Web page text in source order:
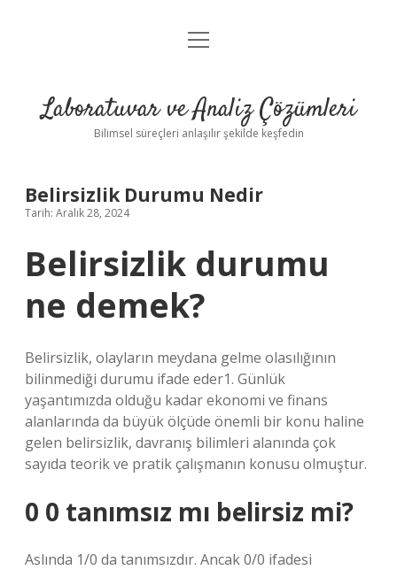
Anasayfa
Yasal Uyarı
menüyü
Laboratuvar ve Analiz Çözümleri
Bilimsel süreçleri anlaşılır şekilde keşfedin
Belirsizlik Durumu Nedir
Tarih: Aralık 28, 2024
Belirsizlik durumu
ne demek?
Belirsizlik, olayların meydana gelme olasılığının
bilinmediği durumu ifade eder1. Günlük
yaşantımızda olduğu kadar ekonomi ve finans
alanlarında da büyük ölçüde önemli bir konu haline
gelen belirsizlik, davranış bilimleri alanında çok
sayıda teorik ve pratik çalışmanın konusu olmuştur.
0 0 tanımsız mı belirsiz mi?
Aslında 1/0 da tanımsızdır. Ancak 0/0 ifadesi